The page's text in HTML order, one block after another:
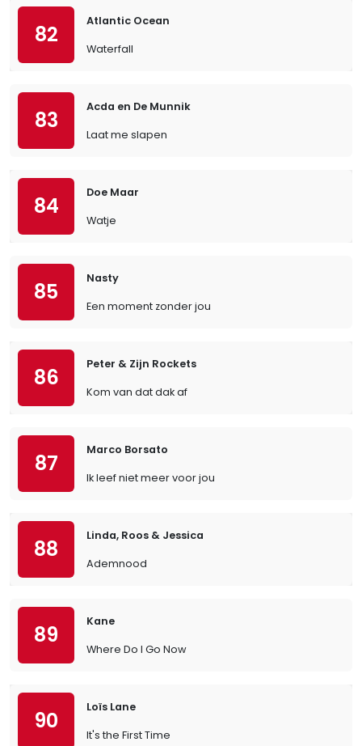
82
Atlantic Ocean
Waterfall
83
Acda en De Munnik
Laat me slapen
84
Doe Maar
Watje
85
Nasty
Een moment zonder jou
86
Peter & Zijn Rockets
Kom van dat dak af
87
Marco Borsato
Ik leef niet meer voor jou
88
Linda, Roos & Jessica
Ademnood
89
Kane
Where Do I Go Now
90
Loïs Lane
It's the First Time